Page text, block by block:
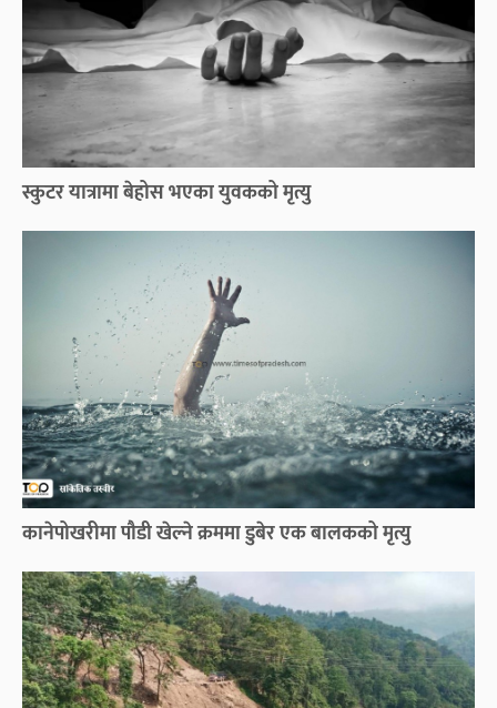
स्कुटर यात्रामा बेहोस भएका युवकको मृत्यु
कानेपोखरीमा पौडी खेल्ने क्रममा डुबेर एक बालकको मृत्यु